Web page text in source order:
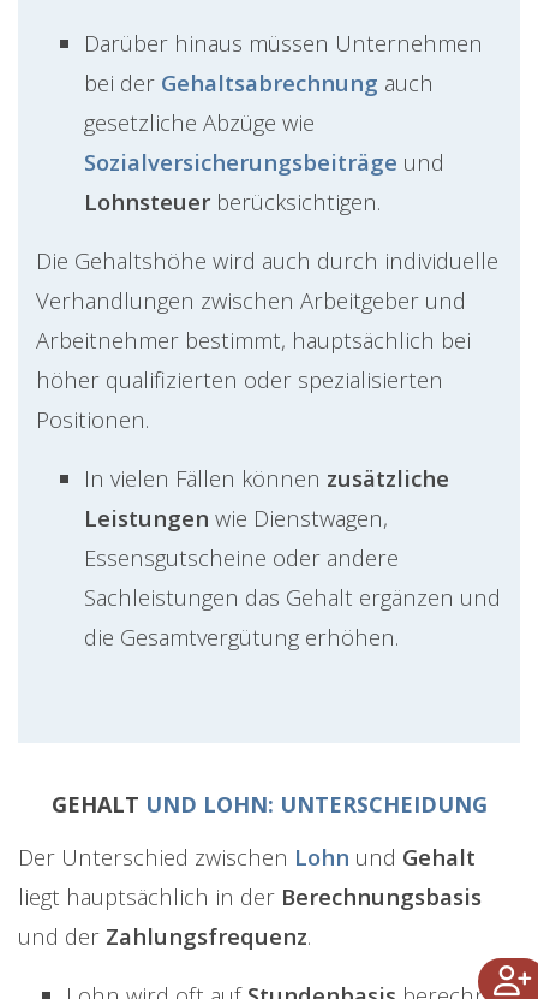
Darüber hinaus müssen Unternehmen
bei der Gehaltsabrechnung auch
gesetzliche Abzüge wie
Sozialversicherungsbeiträge und
Lohnsteuer berücksichtigen.
Die Gehaltshöhe wird auch durch individuelle
Verhandlungen zwischen Arbeitgeber und
Arbeitnehmer bestimmt, hauptsächlich bei
höher qualifizierten oder spezialisierten
Positionen.
In vielen Fällen können zusätzliche
Leistungen wie Dienstwagen,
Essensgutscheine oder andere
Sachleistungen das Gehalt ergänzen und
die Gesamtvergütung erhöhen.
GEHALT UND LOHN: UNTERSCHEIDUNG
Der Unterschied zwischen Lohn und Gehalt
liegt hauptsächlich in der Berechnungsbasis
und der Zahlungsfrequenz.